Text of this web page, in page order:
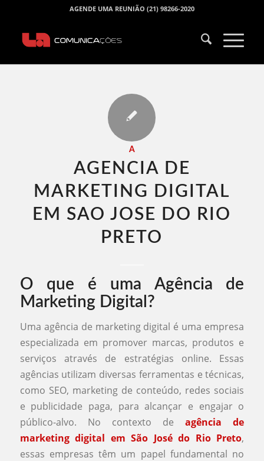
AGENDE UMA REUNIÃO (21) 98266-2020
A
AGENCIA DE
MARKETING DIGITAL
EM SAO JOSE DO RIO
PRETO​
O que é uma Agência de
Marketing Digital?
Uma agência de marketing digital é uma empresa
especializada em promover marcas, produtos e
serviços através de estratégias online. Essas
agências utilizam diversas ferramentas e técnicas,
como SEO, marketing de conteúdo, redes sociais
e publicidade paga, para alcançar e engajar o
público-alvo. No contexto deagência de
marketing digital em São José do Rio Preto,
essas empresas têm um papel fundamental no